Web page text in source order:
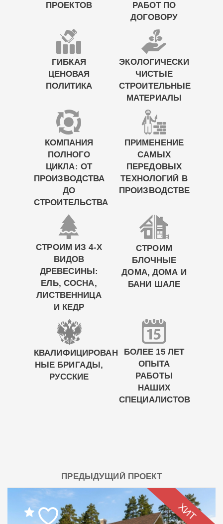
ПРОЕКТОВ
РАБОТ ПО
ДОГОВОРУ
ГИБКАЯ
ЦЕНОВАЯ
ПОЛИТИКА
ЭКОЛОГИЧЕСКИ
ЧИСТЫЕ
СТРОИТЕЛЬНЫЕ
МАТЕРИАЛЫ
КОМПАНИЯ
ПОЛНОГО
ЦИКЛА: ОТ
ПРОИЗВОДСТВА
ДО
СТРОИТЕЛЬСТВА
ПРИМЕНЕНИЕ
САМЫХ
ПЕРЕДОВЫХ
ТЕХНОЛОГИЙ В
ПРОИЗВОДСТВЕ
СТРОИМ ИЗ 4-Х
ВИДОВ
ДРЕВЕСИНЫ:
ЕЛЬ, СОСНА,
ЛИСТВЕННИЦА
И КЕДР
СТРОИМ
БЛОЧНЫЕ
ДОМА, ДОМА И
БАНИ ШАЛЕ
КВАЛИФИЦИРОВАН
НЫЕ БРИГАДЫ,
РУССКИЕ
БОЛЕЕ 15 ЛЕТ
ОПЫТА
РАБОТЫ
НАШИХ
СПЕЦИАЛИСТОВ
ПРЕДЫДУЩИЙ ПРОЕКТ
ХИТ